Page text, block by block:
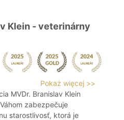
Klein - veterinárny
Pokaż więcej >>
MVDr. Branislav Klein
zabezpečuje
starostlivosť, ktorá je